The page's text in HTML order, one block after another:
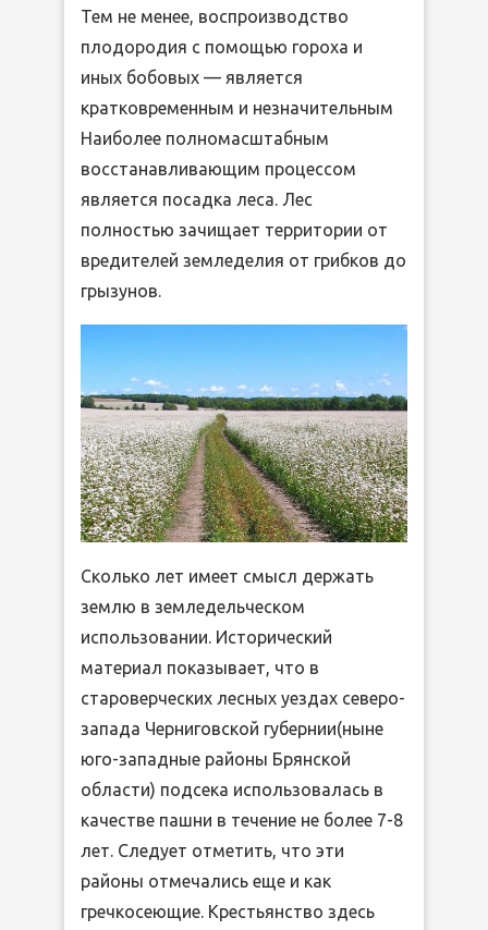
Тем не менее, воспроизводство
плодородия с помощью гороха и
иных бобовых — является
кратковременным и незначительным
Наиболее полномасштабным
восстанавливающим процессом
является посадка леса. Лес
полностью зачищает территории от
вредителей земледелия от грибков до
грызунов.
Сколько лет имеет смысл держать
землю в земледельческом
использовании. Исторический
материал показывает, что в
староверческих лесных уездах северо-
запада Черниговской губернии(ныне
юго-западные районы Брянской
области) подсека использовалась в
качестве пашни в течение не более 7-8
лет. Следует отметить, что эти
районы отмечались еще и как
гречкосеющие. Крестьянство здесь